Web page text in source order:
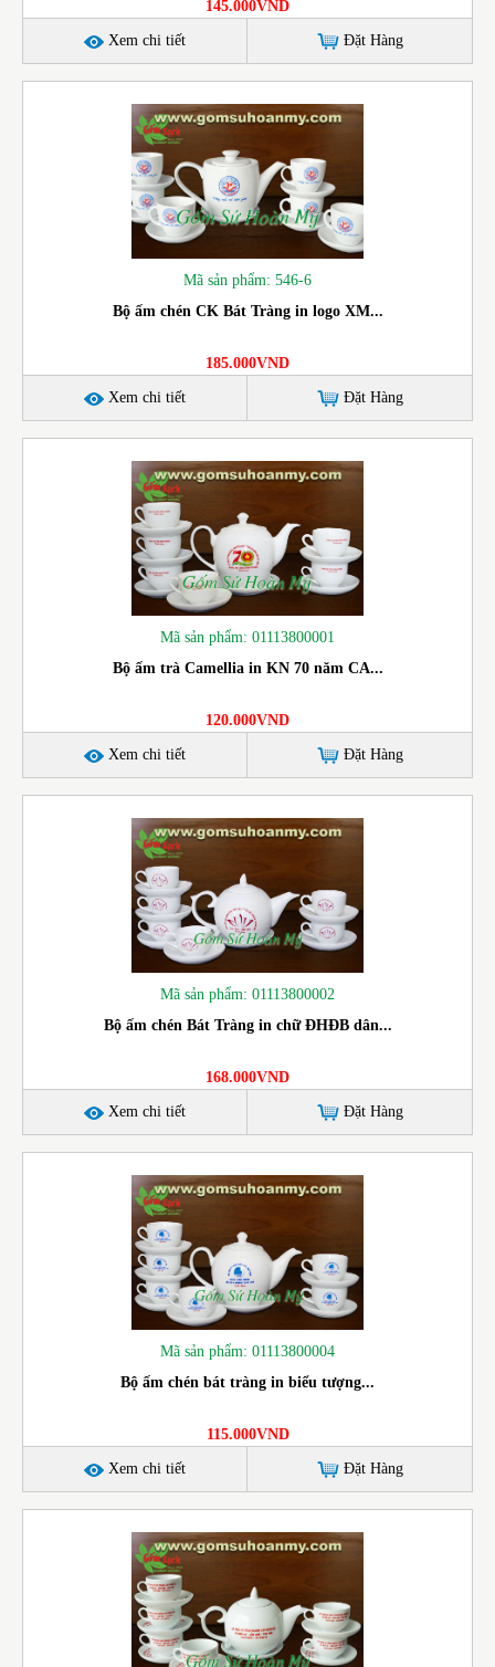
145.000VND
Xem chi tiết Đặt Hàng
Mã sản phẩm: 546-6
Bộ ấm chén CK Bát Tràng in logo XM...
185.000VND
Xem chi tiết Đặt Hàng
Mã sản phẩm: 01113800001
Bộ ấm trà Camellia in KN 70 năm CA...
120.000VND
Xem chi tiết Đặt Hàng
Mã sản phẩm: 01113800002
Bộ ấm chén Bát Tràng in chữ ĐHĐB dân...
168.000VND
Xem chi tiết Đặt Hàng
Mã sản phẩm: 01113800004
Bộ ấm chén bát tràng in biểu tượng...
115.000VND
Xem chi tiết Đặt Hàng